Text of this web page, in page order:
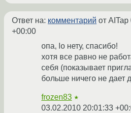
Ответ на: комментарий от AITap
+00:00
опа, lo нету, спасибо!
хотя все равно не
себя (показывает
больше ничего не дает
frozen83 ★
03.02.2010 20:01:33